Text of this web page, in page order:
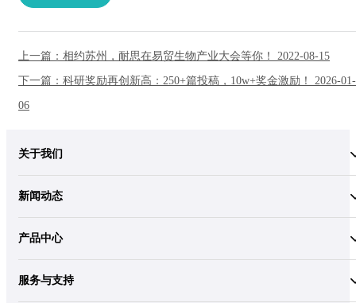
上一篇：相约苏州，耐思在易贸生物产业大会等你！ 2022-08-15
下一篇：科研奖励再创新高：250+篇投稿，10w+奖金激励！ 2026-01-
06
关于我们
新闻动态
产品中心
服务与支持